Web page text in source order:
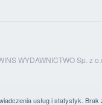
WYDAWNICTWO Sp. z
usług i statystyk.